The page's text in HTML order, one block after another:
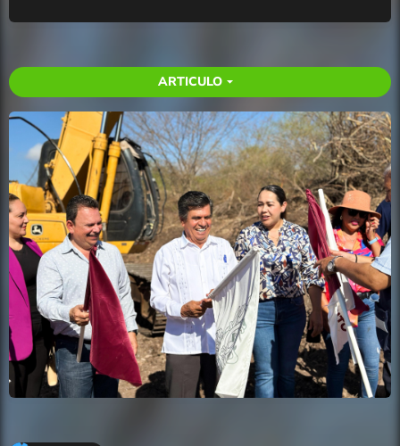
ARTICULO arrow_drop_down